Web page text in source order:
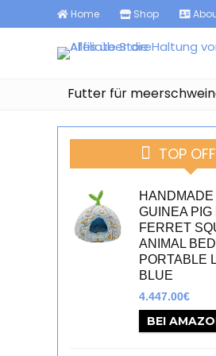
Home Shop
Futter für
TOP
GUINEA
FERRET
ANIMAL
PORTABLE
BLUE
4.447.00€
BEI